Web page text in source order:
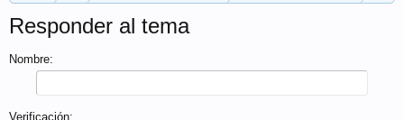
Responder al tema
Nombre:
Verificación: